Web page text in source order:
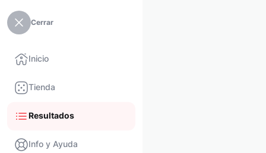
Cerrar
Inicio
Tienda
Resultados
Info y Ayuda